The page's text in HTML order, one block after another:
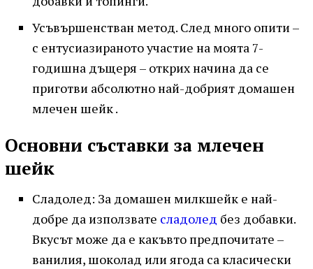
Усъвършенстван метод. След много опити –
с ентусиазираното участие на моята 7-
годишна дъщеря – открих начина да се
приготви абсолютно най-добрият домашен
млечен шейк .
Основни съставки за млечен
шейк
Сладолед: За домашен милкшейк е най-
добре да използвате сладолед без добавки.
Вкусът може да е какъвто предпочитате –
ванилия, шоколад или ягода са класически